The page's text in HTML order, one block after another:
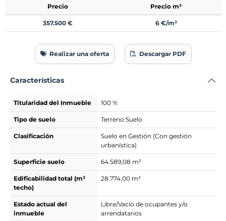
Precio Precio m²
357.500 € 6 €/m²
Realizar una oferta Descargar PDF
Características
Titularidad del Inmueble 100 %
Tipo de suelo Terreno Suelo
Clasificación
Suelo en Gestión (Con gestión
urbanística)
Superficie suelo 64.589,08 m²
Edificabilidad total (m²
techo)
28.774,00 m²
Estado actual del
inmueble
Libre/Vacío de ocupantes y/o
arrendatarios